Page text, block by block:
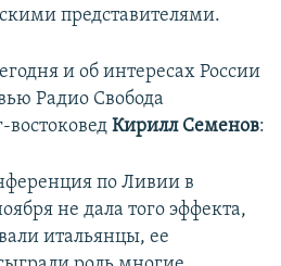
представителями.
и об интересах России
Радио Свобода
востоковед Кирилл Семенов:
по Ливии в
не дала того эффекта,
итальянцы, ее